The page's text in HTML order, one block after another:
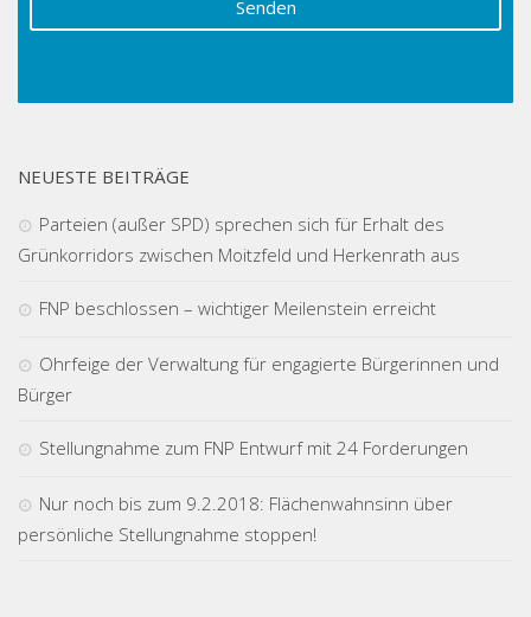
NEUESTE BEITRÄGE
Parteien (außer SPD) sprechen sich für Erhalt des
Grünkorridors zwischen Moitzfeld und Herkenrath aus
FNP beschlossen – wichtiger Meilenstein erreicht
Ohrfeige der Verwaltung für engagierte Bürgerinnen und
Bürger
Stellungnahme zum FNP Entwurf mit 24 Forderungen
Nur noch bis zum 9.2.2018: Flächenwahnsinn über
persönliche Stellungnahme stoppen!